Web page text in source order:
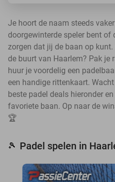
Je hoort de naam steeds
doorgewinterde speler bent of
zorgen dat jij de baan op
de buurt van Haarlem? Pak je
huur je voordelig een
een handige rittenkaart.
beste padel deals hieronder
favoriete baan. Op naar de
🏆
🎾 Padel spelen in